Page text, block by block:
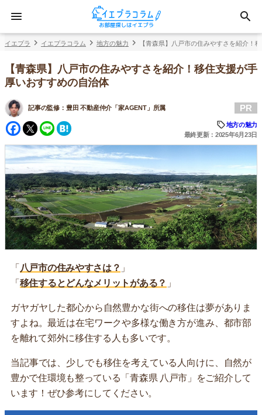
イエプラ イエプラコラム 地方の魅力 【青森県】八戸市の住みやすさを紹介！
【青森県】八戸市の住みやすさを紹介！移住支援が手
厚いおすすめの自治体
記事の監修： 豊田 不動産仲介「家AGENT」所属
Facebook
Twitter
Line
PR
地方の魅力
最終更新：2025年6月23日
「 八戸市の住みやすさは？ 」
「 移住するとどんなメリットがある？ 」
ガヤガヤした都心から自然豊かな街への移住は夢がありま
すよね。最近は在宅ワークや多様な働き方が進み、都市部
を離れて郊外に移住する人も多いです。
当記事では、少しでも移住を考えている人向けに、自然が
豊かで住環境も整っている「青森県 八戸市」をご紹介して
います！ぜひ参考にしてください。